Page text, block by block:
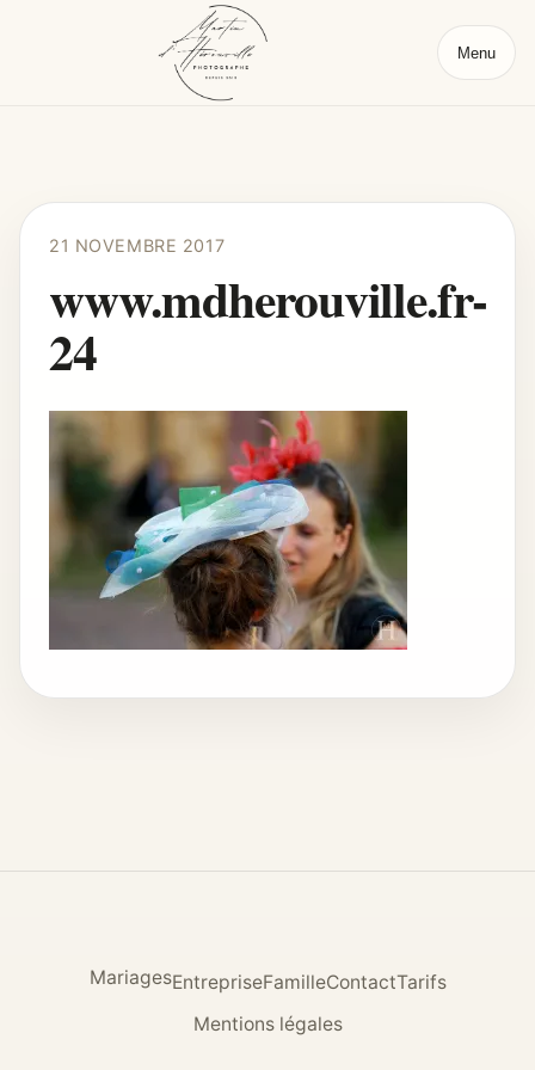
Menu
21 NOVEMBRE 2017
www.mdherouville.fr-
24
MariagesEntrepriseFamilleContactTarifs
Mentions légales